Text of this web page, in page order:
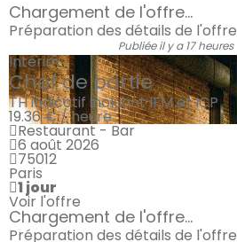
Chargement de l'offre...
Préparation des détails de l'offre
Publiée il y a 17 heures
Intérim
Chef de partie
TH indicatif incluant IFM et ICP
19.36 € / heure
Restaurant - Bar
6 août 2026
75012
Paris
1 jour
Voir l'offre
Chargement de l'offre...
Préparation des détails de l'offre